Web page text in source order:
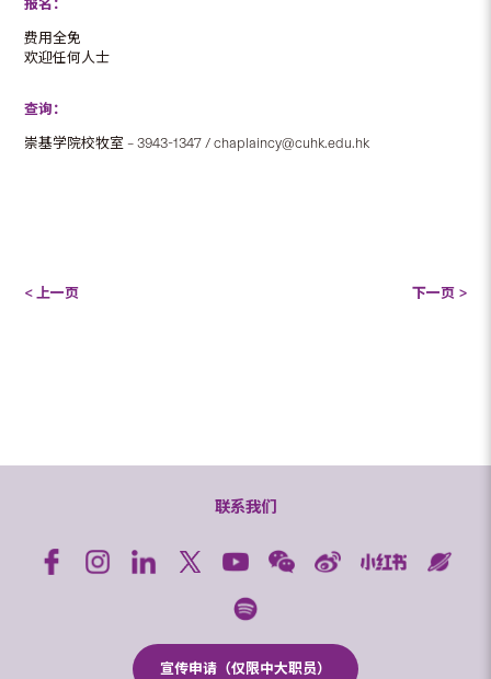
报名：
费用全免
欢迎任何人士
查询：
崇基学院校牧室 – 3943-1347 / chaplaincy@cuhk.edu.hk
< 上一页 下一页 >
联系我们
宣传申请（仅限中大职员）